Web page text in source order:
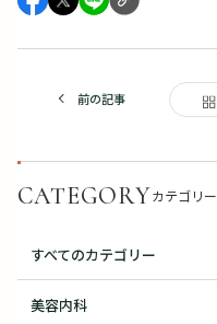
前の記事
CATEGORYカテゴリー
すべてのカテゴリー
美容内科